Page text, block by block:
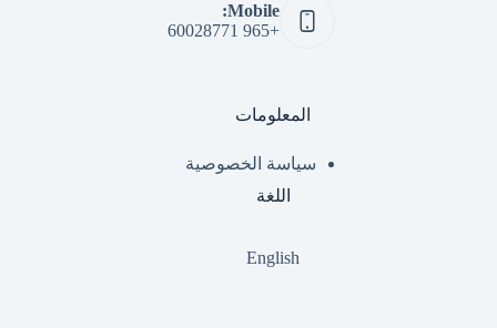
Mobile:
+965 60028771
المعلومات
سياسة الخصوصية
اللغة
English